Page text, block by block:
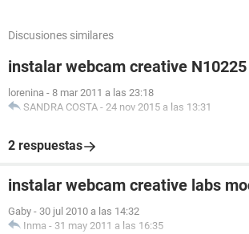
Discusiones similares
instalar webcam creative N10225
lorenina - 8 mar 2011 a las 23:18
SANDRA COSTA - 24 nov 2015 a las 13:31
2 respuestas
instalar webcam creative labs
Gaby - 30 jul 2010 a las 14:32
Inma - 31 may 2011 a las 16:35